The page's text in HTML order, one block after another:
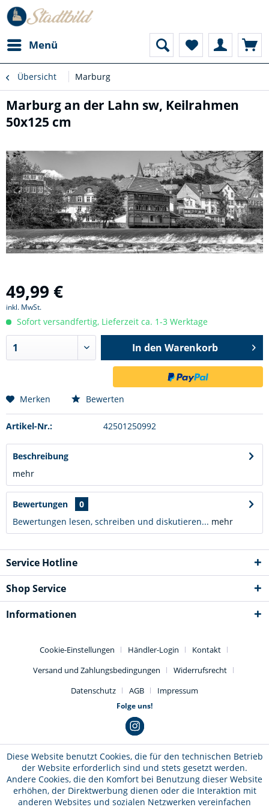
Menü
Übersicht Marburg
Marburg an der Lahn sw, Keilrahmen
50x125 cm
49,99 €
inkl. MwSt.
Sofort versandfertig, Lieferzeit ca. 1-3 Werktage
In den Warenkorb
Merken Bewerten
Artikel-Nr.: 42501250992
Beschreibung
mehr
Bewertungen
0
Bewertungen lesen, schreiben und diskutieren... mehr
Service Hotline
Shop Service
Informationen
Cookie-Einstellungen Händler-Login
Kontakt
Versand und Zahlungsbedingungen
Widerrufsrecht
Datenschutz
AGB Impressum
Folge uns!
Diese Website benutzt Cookies, die für den technischen Betrieb
der Website erforderlich sind und stets gesetzt werden.
Andere Cookies, die den Komfort bei Benutzung dieser Website
erhöhen, der Direktwerbung dienen oder die Interaktion mit
anderen Websites und sozialen Netzwerken vereinfachen